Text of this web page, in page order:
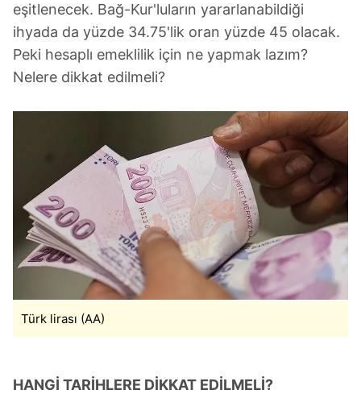
eşitlenecek. Bağ-Kur'luların yararlanabildiği
ihyada da yüzde 34.75'lik oran yüzde 45 olacak.
Peki hesaplı emeklilik için ne yapmak lazım?
Nelere dikkat edilmeli?
Türk lirası (AA)
HANGİ TARİHLERE DİKKAT EDİLMELİ?